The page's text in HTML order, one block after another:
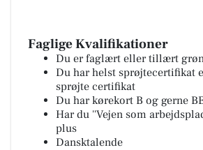
Faglige Kvalifikationer
Du er faglært eller tillært
Du har helst sprøjtecertifikat
sprøjte certifikat
Du har kørekort B og gerne
Har du ''Vejen som
plus
Dansktalende